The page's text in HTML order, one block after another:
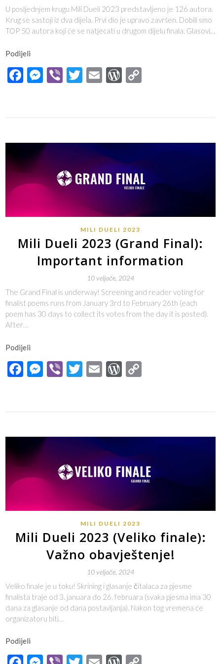
U posljednjem krugu Mili Dueli 2023 predstavljeno je 126 autora.
Krug se sastoji iz dva dijela. Prvi dio je upravo završen. Dobili smo
TOP 50 autora koji će se natjecati u drugom dijelu finala. Glasovi…
Podijeli
Facebook
Messenger
ViberTwitter
EmailWordPress
MILI DUELI 2023
Mili Dueli 2023 (Grand Final):
Important information
10 veljače, 2024
The Grand Final is underway! Screening and reader voting for
finalist poems runs from January 3rd to February 26th (each
poem has 30 days to collect its votes from the day it is posted).
After…
Podijeli
Facebook
Messenger
ViberTwitter
EmailWordPress
MILI DUELI 2023
Mili Dueli 2023 (Veliko finale):
Važno obavještenje!
10 veljače, 2024
Veliko finale je u toku! Skrining i glasanje čitalaca za pjesme
finalista traje od 3. januara do 26. februara (svaka pjesma ima 30
dana za glasanje od dana postavljanja). Nakon tog vremena će
organizatoru biti…
Podijeli